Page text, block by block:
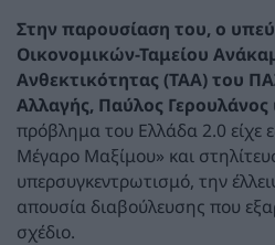
Στην παρουσίαση του, ο
Οικονομικών-Ταμείου
Ανθεκτικότητας (ΤΑΑ) του
Αλλαγής, Παύλος Γερουλάνος
πρόβλημα του Ελλάδα 2.0 είχε
Μέγαρο Μαξίμου» και
υπερσυγκεντρωτισμό, την
απουσία διαβούλευσης που
σχέδιο.